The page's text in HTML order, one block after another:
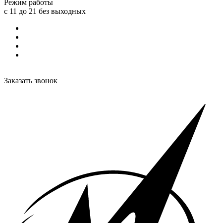
Режим работы
с 11 до 21 без выходных
Заказать звонок